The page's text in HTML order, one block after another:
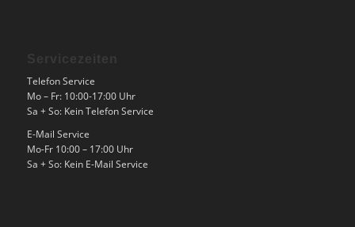
Telefon Service
Mo – Fr: 10:00-17:00 Uhr
Sa + So: Kein Telefon Service
E-Mail Service
Mo-Fr 10:00 – 17:00 Uhr
Sa + So: Kein E-Mail Service